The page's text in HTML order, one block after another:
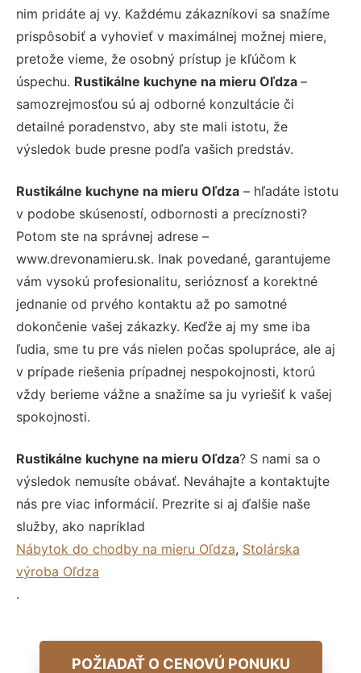
nim pridáte aj vy. Každému zákazníkovi sa snažíme
prispôsobiť a vyhovieť v maximálnej možnej miere,
pretože vieme, že osobný prístup je kľúčom k
úspechu. Rustikálne kuchyne na mieru Oľdza –
samozrejmosťou sú aj odborné konzultácie či
detailné poradenstvo, aby ste mali istotu, že
výsledok bude presne podľa vašich predstáv.
Rustikálne kuchyne na mieru Oľdza – hľadáte istotu
v podobe skúseností, odbornosti a precíznosti?
Potom ste na správnej adrese –
www.drevonamieru.sk. Inak povedané, garantujeme
vám vysokú profesionalitu, serióznosť a korektné
jednanie od prvého kontaktu až po samotné
dokončenie vašej zákazky. Keďže aj my sme iba
ľudia, sme tu pre vás nielen počas spolupráce, ale aj
v prípade riešenia prípadnej nespokojnosti, ktorú
vždy berieme vážne a snažíme sa ju vyriešiť k vašej
spokojnosti.
Rustikálne kuchyne na mieru Oľdza? S nami sa o
výsledok nemusíte obávať. Neváhajte a kontaktujte
nás pre viac informácií. Prezrite si aj ďalšie naše
služby, ako napríklad
Nábytok do chodby na mieru Oľdza, Stolárska
výroba Oľdza
.
POŽIADAŤ O CENOVÚ PONUKU